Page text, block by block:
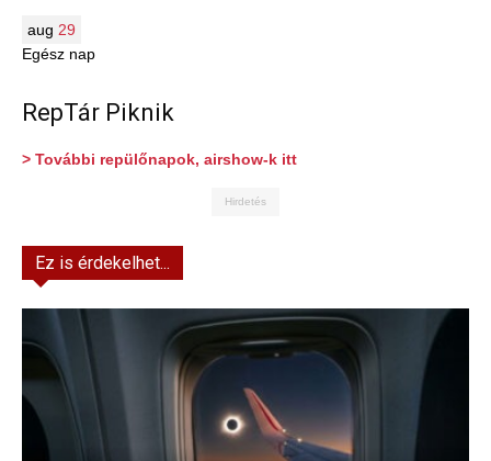
aug 29
Egész nap
RepTár Piknik
> További repülőnapok, airshow-k itt
Hirdetés
Ez is érdekelhet...